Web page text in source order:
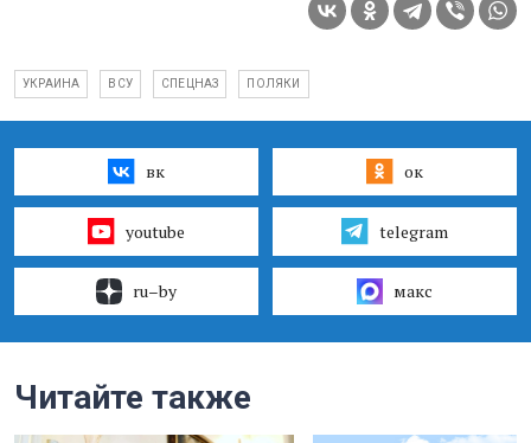
УКРАИНА ВСУ СПЕЦНАЗ ПОЛЯКИ
вк ок
youtube telegram
ru–by макс
Читайте также